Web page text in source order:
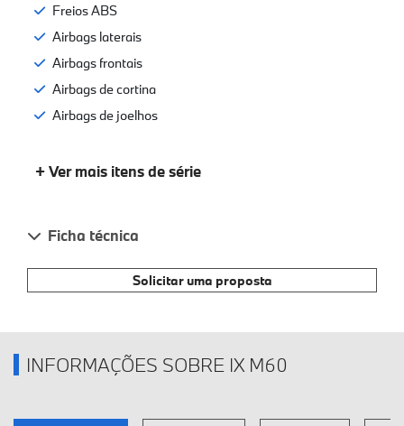
Freios ABS
Airbags laterais
Airbags frontais
Airbags de cortina
Airbags de joelhos
+ Ver mais itens de série
Ficha técnica
Solicitar uma proposta
INFORMAÇÕES SOBRE IX M60